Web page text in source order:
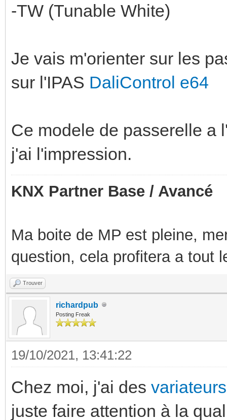
-TW (Tunable White)
Je vais m'orienter sur les
sur l'IPAS DaliControl e64
Ce modele de passerelle a
j'ai l'impression.
KNX Partner Base / Avancé
Ma boite de MP est pleine,
question, cela profitera a tout
Trouver
richardpub
Posting Freak
19/10/2021, 13:41:22
Chez moi, j'ai des
juste faire attention à la